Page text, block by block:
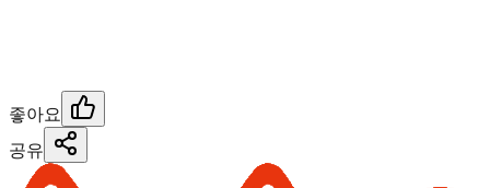
좋아요
공유